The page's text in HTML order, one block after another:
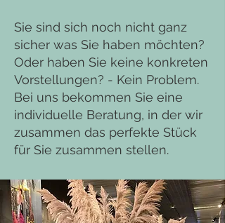
Sie sind sich noch nicht ganz
sicher was Sie haben möchten?
Oder haben Sie keine konkreten
Vorstellungen? - Kein Problem.
Bei uns bekommen Sie eine
individuelle Beratung, in der wir
zusammen das perfekte Stück
für Sie zusammen stellen.